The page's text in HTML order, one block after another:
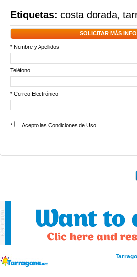
Etiquetas: costa dorada,
SOLICITAR MÁS
* Nombre y Apellidos
Teléfono
* Correo Electrónico
* Acepto las Condiciones de Uso